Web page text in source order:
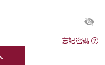
忘記密碼